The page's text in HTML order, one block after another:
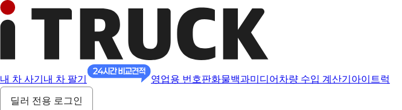
내 차 사기 내 차 팔기 영업용 번호판화물백과미디어 차량 수입 계산기 아이트럭
딜러 전용 로그인